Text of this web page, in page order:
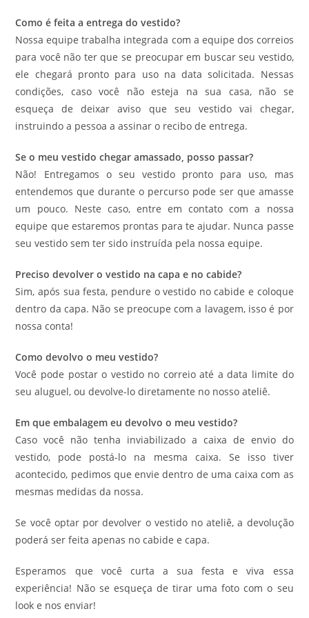
Como é feita a entrega do vestido?
Nossa equipe trabalha integrada com a equipe dos correios
para você não ter que se preocupar em buscar seu vestido,
ele chegará pronto para uso na data solicitada. Nessas
condições, caso você não esteja na sua casa, não se
esqueça de deixar aviso que seu vestido vai chegar,
instruindo a pessoa a assinar o recibo de entrega.
Se o meu vestido chegar amassado, posso passar?
Não! Entregamos o seu vestido pronto para uso, mas
entendemos que durante o percurso pode ser que amasse
um pouco. Neste caso, entre em contato com a nossa
equipe que estaremos prontas para te ajudar. Nunca passe
seu vestido sem ter sido instruída pela nossa equipe.
Preciso devolver o vestido na capa e no cabide?
Sim, após sua festa, pendure o vestido no cabide e coloque
dentro da capa. Não se preocupe com a lavagem, isso é por
nossa conta!
Como devolvo o meu vestido?
Você pode postar o vestido no correio até a data limite do
seu aluguel, ou devolve-lo diretamente no nosso ateliê.
Em que embalagem eu devolvo o meu vestido?
Caso você não tenha inviabilizado a caixa de envio do
vestido, pode postá-lo na mesma caixa. Se isso tiver
acontecido, pedimos que envie dentro de uma caixa com as
mesmas medidas da nossa.
Se você optar por devolver o vestido no ateliê, a devolução
poderá ser feita apenas no cabide e capa.
Esperamos que você curta a sua festa e viva essa
experiência! Não se esqueça de tirar uma foto com o seu
look e nos enviar!